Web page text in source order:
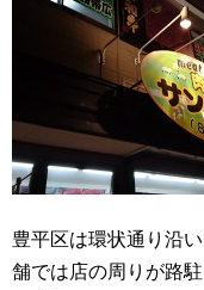
豊平区は環状通り沿
舗では店の周りが路